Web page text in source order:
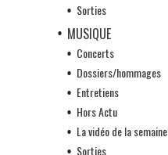
Sorties
MUSIQUE
Concerts
Dossiers/hommages
Entretiens
Hors Actu
La vidéo de la semaine
Sorties